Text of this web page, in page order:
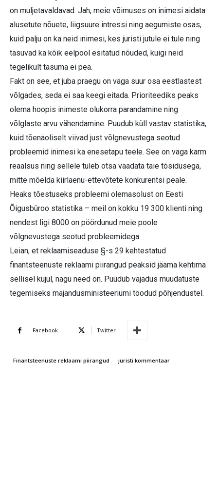
on muljetavaldavad. Jah, meie võimuses on inimesi aidata
alusetute nõuete, liigsuure intressi ning aegumiste osas,
kuid palju on ka neid inimesi, kes juristi jutule ei tule ning
tasuvad ka kõik eelpool esitatud nõuded, kuigi neid
tegelikult tasuma ei pea.
Fakt on see, et juba praegu on väga suur osa eestlastest
võlgades, seda ei saa keegi eitada. Prioriteediks peaks
olema hoopis inimeste olukorra parandamine ning
võlglaste arvu vähendamine. Puudub küll vastav statistika,
kuid tõenäoliselt viivad just võlgnevustega seotud
probleemid inimesi ka enesetapu teele. See on väga karm
reaalsus ning sellele tuleb otsa vaadata täie tõsidusega,
mitte mõelda kiirlaenu-ettevõtete konkurentsi peale.
Heaks tõestuseks probleemi olemasolust on Eesti
Õigusbüroo statistika – meil on kokku 19 300 klienti ning
nendest ligi 8000 on pöördunud meie poole
võlgnevustega seotud probleemidega.
Leian, et reklaamiseaduse §-s 29 kehtestatud
finantsteenuste reklaami piirangud peaksid jääma kehtima
sellisel kujul, nagu need on. Puudub vajadus muudatuste
tegemiseks majandusministeeriumi toodud põhjendustel.
Facebook Twitter
Finantsteenuste reklaami piirangud juristi kommentaar